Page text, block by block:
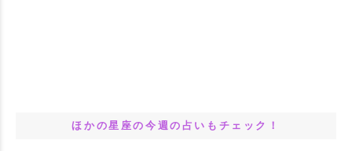
ほかの星座の今週の占いもチェック！